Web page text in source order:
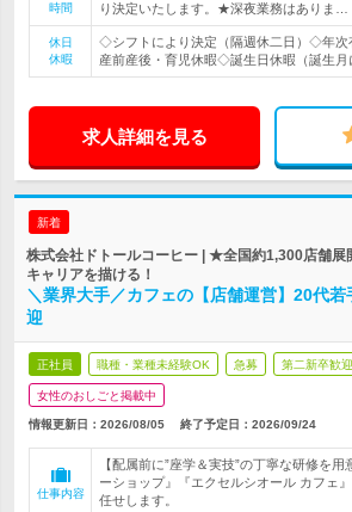
時間
り決定いたします。★深夜業務はありま…
休日
休暇
◇シフトにより決定（隔週休二日）◇年
産前産後・育児休暇◇誕生日休暇（誕生月
求人詳細を見る
新着
株式会社ドトールコーヒー | ★全国約1,300店舗
キャリアを描ける！
＼業界大手／カフェの【店舗運営】20代
迎
正社員 職種・業種未経験OK 急募 第二新卒歓迎
女性のおしごと掲載中
情報更新日：2026/08/05 終了予定日： 2026/09/24
仕事内容
【配属前に”座学＆実技”の丁寧な研修を
ーショップ』『エクセルシオール カフェ
任せします。